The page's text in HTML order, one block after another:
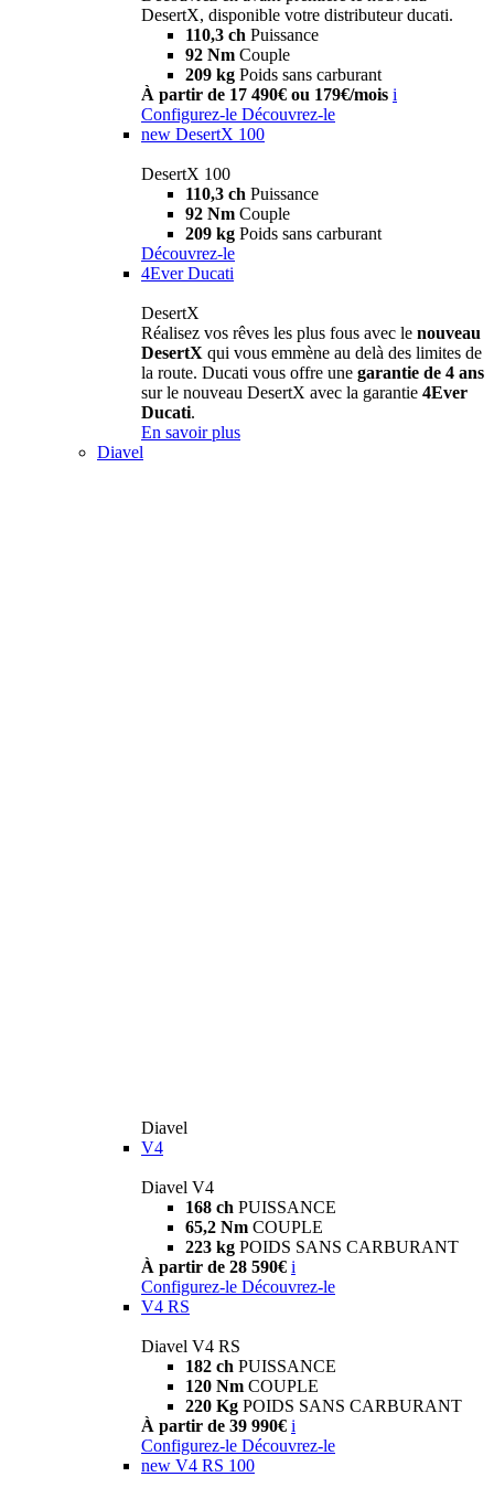
DesertX, disponible votre distributeur ducati.
110,3 ch Puissance
92 Nm Couple
209 kg Poids sans carburant
À partir de 17 490€ ou 179€/mois i
Configurez-le Découvrez-le
new DesertX 100
DesertX 100
110,3 ch Puissance
92 Nm Couple
209 kg Poids sans carburant
Découvrez-le
4Ever Ducati
DesertX
Réalisez vos rêves les plus fous avec le nouveau
DesertX qui vous emmène au delà des limites de
la route. Ducati vous offre une garantie de 4 ans
sur le nouveau DesertX avec la garantie 4Ever
Ducati.
En savoir plus
Diavel
Diavel
V4
Diavel V4
168 ch PUISSANCE
65,2 Nm COUPLE
223 kg POIDS SANS CARBURANT
À partir de 28 590€ i
Configurez-le Découvrez-le
V4 RS
Diavel V4 RS
182 ch PUISSANCE
120 Nm COUPLE
220 Kg POIDS SANS CARBURANT
À partir de 39 990€ i
Configurez-le Découvrez-le
new V4 RS 100